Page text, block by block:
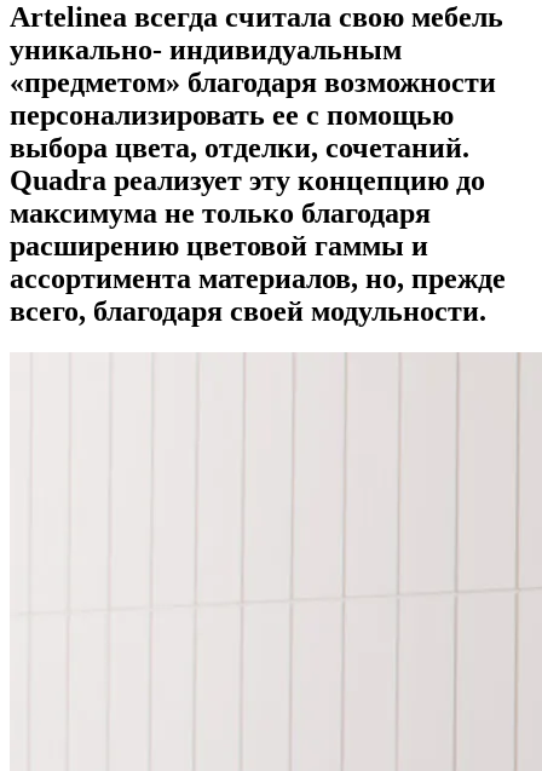
Artelinea всегда считала свою мебель
уникально- индивидуальным
«предметом» благодаря возможности
персонализировать ее с помощью
выбора цвета, отделки, сочетаний.
Quadra реализует эту концепцию до
максимума не только благодаря
расширению цветовой гаммы и
ассортимента материалов, но, прежде
всего, благодаря своей модульности.